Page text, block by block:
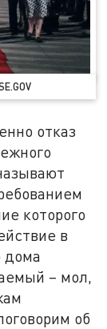
отказ
которого
в
дома
– мол,
об